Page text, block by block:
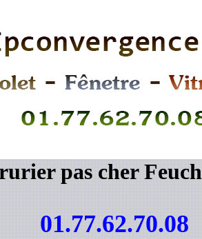
pas cher
01.77.62.70.08